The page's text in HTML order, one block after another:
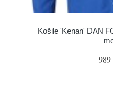
Košile 'Kenan' DAN